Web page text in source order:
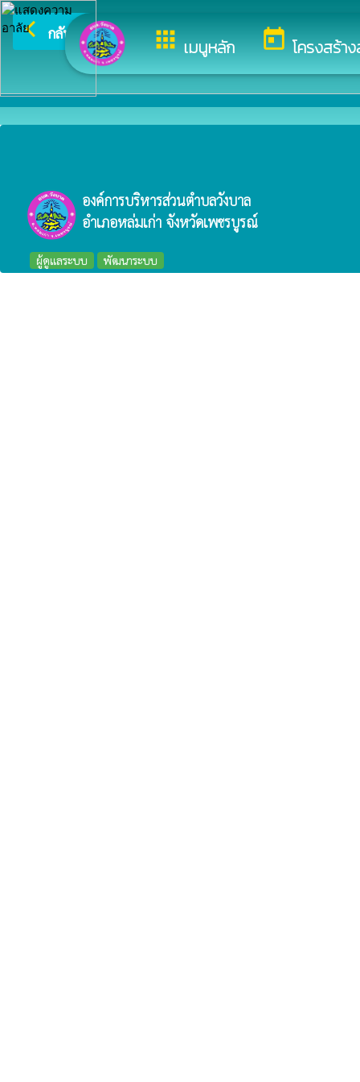
apps เมนูหลัก todayโครงสร้า
arrow_back_ios กลับเมนูหลัก ยินดีต้อนรับสู่เว็บไ
องค์การบริหารส่วนตำบลวังบาล
อำเภอหล่มเก่า จังหวัดเพชรบูรณ์
ผู้ดูแลระบบ พัฒนาระบบ